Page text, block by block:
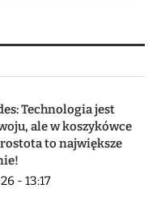
Technologia jest
ale w koszykówce
to największe
- 13:17